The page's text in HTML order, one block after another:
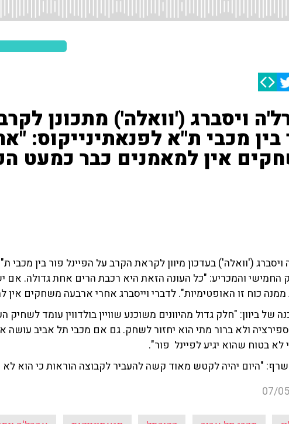
ויסברג ('וואלה') מתכונן
בין מכבי ת"א לפנאתינייקוס:
אין למאמנים כבר כמעט
('וואלה') בעדכון מיוון לקראת הקרב על הפיינל פור בין מכבי
והמכריע: "כל העונה הזאת היא רכבת הרים אחת גדולה. אם
כוח זו האופטימיות". לדברי וייסברג אחרי ארבעה משחקים
של ביוון: "חלק גדול מהיוונים משוכנע שוויין בולדווין עומד
ולא ברור מתי הוא יחזור לשחק. גם אם מכבי תל אביב עושה
לא בטוח שהוא יגיע לפיינל פור".
"היום יהיה לקטש מאוד קשה להעביר לקבוצה הוראות כי הוא
07/